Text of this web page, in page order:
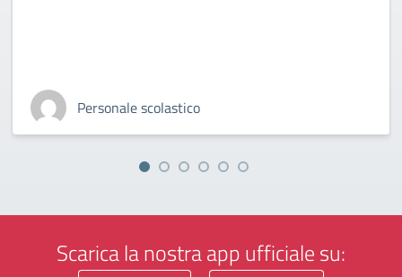
Personale scolastico
Scarica la nostra app ufficiale su: